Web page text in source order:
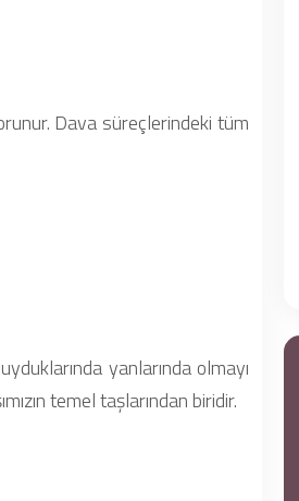
Dava süreçlerindeki tüm
yanlarında olmayı
temel taşlarından biridir.